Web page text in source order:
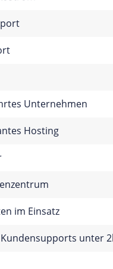
Unternehmen
Hosting
im Einsatz
unter